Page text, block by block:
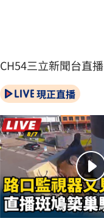
CH54三立新聞台直播
現正直播